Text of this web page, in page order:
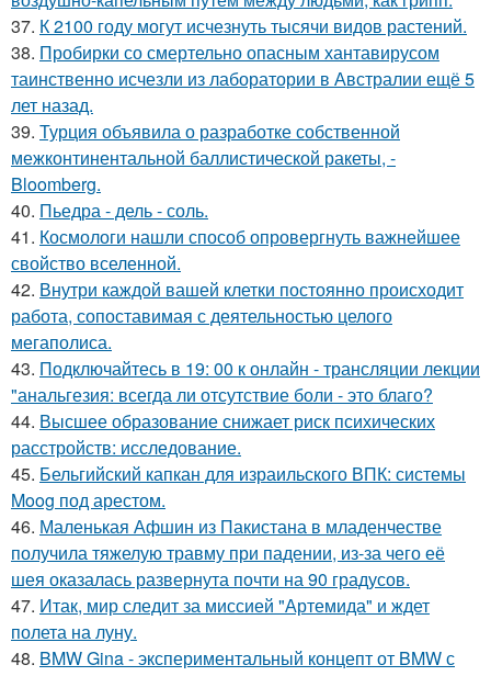
37. К 2100 году могут исчезнуть тысячи видов растений.
38. Пробирки со смертельно опасным хантавирусом
таинственно исчезли из лаборатории в Австралии ещё 5
лет назад.
39. Турция объявила о разработке собственной
межконтинентальной баллистической ракеты, -
Bloomberg.
40. Пьедра - дель - соль.
41. Космологи нашли способ опровергнуть важнейшее
свойство вселенной.
42. Внутри каждой вашей клетки постоянно происходит
работа, сопоставимая с деятельностью целого
мегаполиса.
43. Подключайтесь в 19: 00 к онлайн - трансляции лекции
"анальгезия: всегда ли отсутствие боли - это благо?
44. Высшее образование снижает риск психических
расстройств: исследование.
45. Бельгийский капкан для израильского ВПК: системы
Moog под арестом.
46. Маленькая Афшин из Пакистана в младенчестве
получила тяжелую травму при падении, из-за чего её
шея оказалась развернута почти на 90 градусов.
47. Итак, мир следит за миссией "Артемида" и ждет
полета на луну.
48. BMW Gina - экспериментальный концепт от BMW с